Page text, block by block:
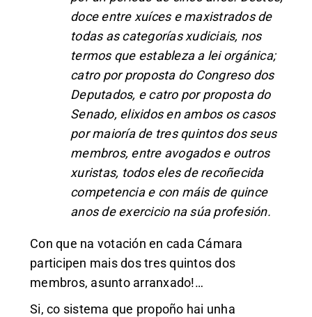
doce entre xuíces e maxistrados de
todas as categorías xudiciais, nos
termos que estableza a lei orgánica;
catro por proposta do Congreso dos
Deputados, e catro por proposta do
Senado, elixidos en ambos os casos
por maioría de tres quintos dos seus
membros, entre avogados e outros
xuristas, todos eles de recoñecida
competencia e con máis de quince
anos de exercicio na súa profesión.
Con que na votación en cada Cámara
participen mais dos tres quintos dos
membros, asunto arranxado!…
Si, co sistema que propoño hai unha